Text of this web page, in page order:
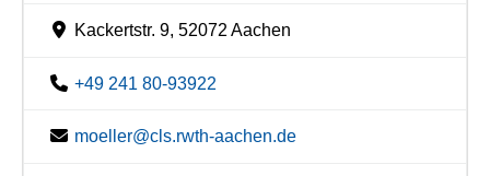
Kackertstr. 9, 52072 Aachen
+49 241 80-93922
moeller@cls.rwth-aachen.de